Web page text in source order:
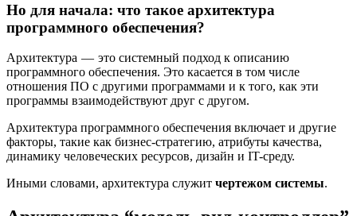
Но для начала: что такое архитектура
программного обеспечения?
Архитектура — это системный подход к описанию
программного обеспечения. Это касается в том числе
отношения ПО с другими программами и к того, как эти
программы взаимодействуют друг с другом.
Архитектура программного обеспечения включает и другие
факторы, такие как бизнес-стратегию, атрибуты качества,
динамику человеческих ресурсов, дизайн и IT-среду.
Иными словами, архитектура служит чертежом системы.